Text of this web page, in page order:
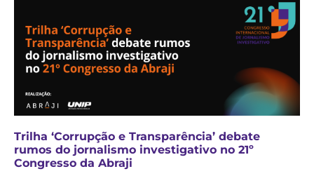
Trilha ‘Corrupção e Transparência’ debate
rumos do jornalismo investigativo no 21º
Congresso da Abraji